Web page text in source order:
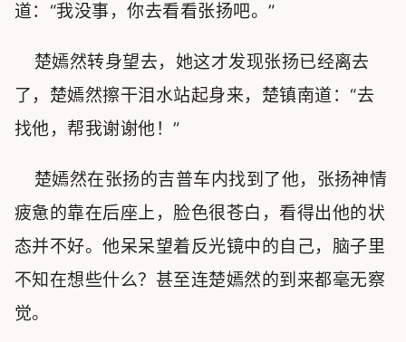
道：“我没事，你去看看张扬吧。”
楚嫣然转身望去，她这才发现张扬已经离去
了，楚嫣然擦干泪水站起身来，楚镇南道：“去
找他，帮我谢谢他！”
楚嫣然在张扬的吉普车内找到了他，张扬神情
疲惫的靠在后座上，脸色很苍白，看得出他的状
态并不好。他呆呆望着反光镜中的自己，脑子里
不知在想些什么？甚至连楚嫣然的到来都毫无察
觉。